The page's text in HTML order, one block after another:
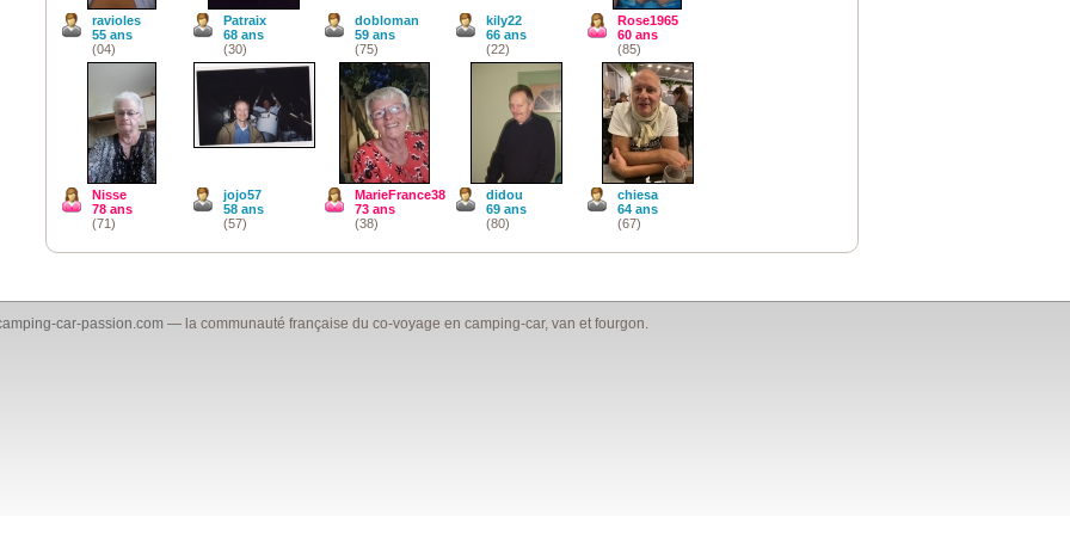
ravioles
55 ans
(04)
Patraix
68 ans
(30)
dobloman
59 ans
(75)
kily22
66 ans
(22)
Rose1965
60 ans
(85)
Nisse
78 ans
(71)
jojo57
58 ans
(57)
MarieFrance38
73 ans
(38)
didou
69 ans
(80)
chiesa
64 ans
(67)
car-passion.com — la communauté française du co-voyage en camping-car, van et fourgon.